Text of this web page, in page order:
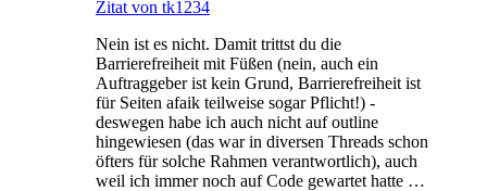
Zitat von tk1234
Nein ist es nicht. Damit trittst du die
Barrierefreiheit mit Füßen (nein, auch ein
Auftraggeber ist kein Grund, Barrierefreiheit ist
für Seiten afaik teilweise sogar Pflicht!) -
deswegen habe ich auch nicht auf outline
hingewiesen (das war in diversen Threads schon
öfters für solche Rahmen verantwortlich), auch
weil ich immer noch auf Code gewartet hatte …